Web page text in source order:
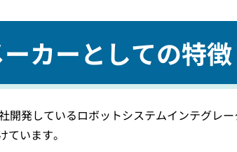
カーとしての特徴
開発しているロボットシステムインテグレ
います。